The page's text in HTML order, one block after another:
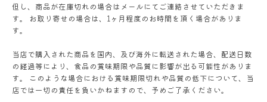
但し、商品が在庫切れの場合はメールにてご連絡させていただきま
す。 お取り寄せの場合は、1ヶ月程度のお時間を頂く場合がありま
す。
当店で購入された商品を国内、及び海外に転送された場合、配送日数
の経過等により、食品の賞味期限や品質に影響が出る可能性がありま
す。 このような場合における賞味期限切れや品質の低下について、当
店では一切の責任を負いかねますので、予めご了承ください。